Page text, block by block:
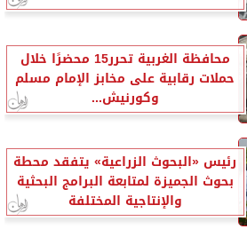
محافظة الغربية تحرر15 محضرًا خلال
حملات رقابية على مخابز الإمام مسلم
وكورنيش...
رئيس «البحوث الزراعية» يتفقد محطة
بحوث الجميزة لمتابعة البرامج البحثية
والإنتاجية المختلفة